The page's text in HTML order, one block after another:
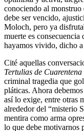
conociendo al monstruo
debe ser vencido,
Moloch, pero ya
muerte es
hayamos vivido, dicho a
Cité aquellas
Tertulias de Cuarentena
criminal tragedia que
pláticas. Ahora
así lo exige, entre otras
alrededor del “misterio
mentira como arma
lo que debe motivarnos